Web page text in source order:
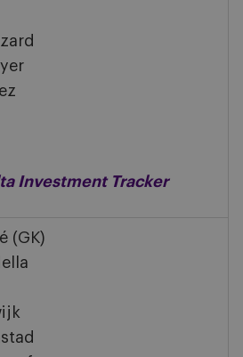
Investment Tracker
(GK)